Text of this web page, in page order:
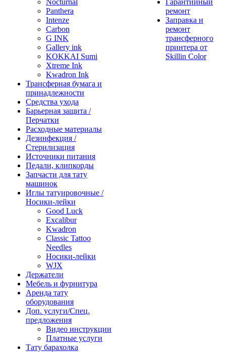
Nocturnal
Panthera
Intenze
Carbon
G INK
Gallery ink
KOKKAI Sumi
Xtreme Ink
Kwadron Ink
Трансферная бумага и
принадлежности
Средства ухода
Барьерная защита /
Перчатки
Расходные материалы
Дезинфекция /
Стерилизация
Источники питания
Педали, клипкорды
Запчасти для тату
машинок
Иглы татуировочные /
Носики-лейки
Good Luck
Excalibur
Kwadron
Classic Tattoo
Needles
Носики-лейки
WJX
Держатели
Мебель и фурнитура
Аренда тату
оборудования
Доп. услуги/Спец.
предложения
Видео инструкции
Платные услуги
Тату барахолка
Гарантийный
ремонт
Заправка и
ремонт
трансферного
принтера от
Skillin Color